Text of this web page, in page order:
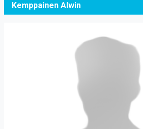
Kemppainen Alwin